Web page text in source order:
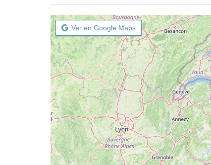
Ver en Google Maps